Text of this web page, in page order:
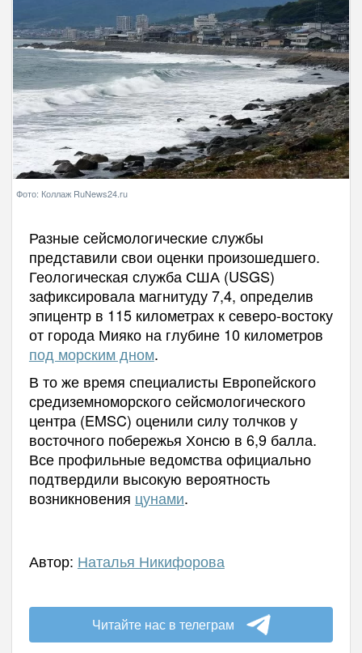
Фото: Коллаж RuNews24.ru
Разные сейсмологические службы
представили свои оценки произошедшего.
Геологическая служба США (USGS)
зафиксировала магнитуду 7,4, определив
эпицентр в 115 километрах к северо-востоку
от города Мияко на глубине 10 километров
под морским дном.
В то же время специалисты Европейского
средиземноморского сейсмологического
центра (EMSC) оценили силу толчков у
восточного побережья Хонсю в 6,9 балла.
Все профильные ведомства официально
подтвердили высокую вероятность
возникновения цунами.
Автор: Наталья Никифорова
Читайте нас в телеграм